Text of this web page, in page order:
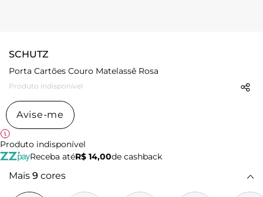
SCHUTZ
Porta Cartões Couro Matelassê Rosa
Produto indisponível
Avise-me
Produto indisponível
Receba atéR$ 14,00de cashback
Mais 9 cores